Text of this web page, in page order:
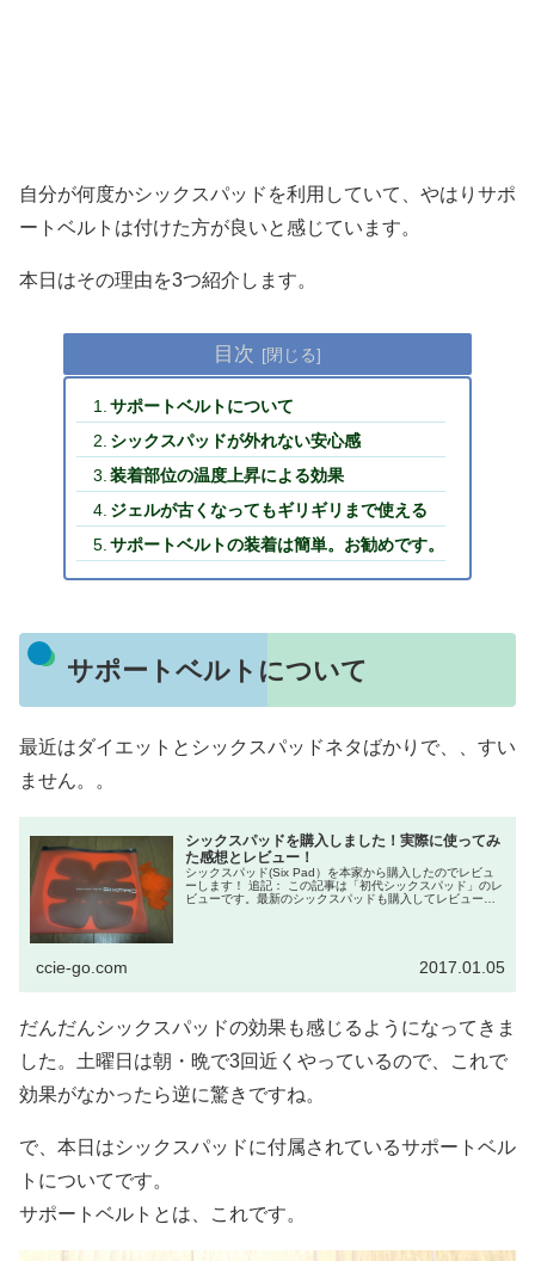
自分が何度かシックスパッドを利用していて、やはりサポ
ートベルトは付けた方が良いと感じています。
本日はその理由を3つ紹介します。
目次
サポートベルトについて
シックスパッドが外れない安心感
装着部位の温度上昇による効果
ジェルが古くなってもギリギリまで使える
サポートベルトの装着は簡単。お勧めです。
サポートベルトについて
最近はダイエットとシックスパッドネタばかりで、、すい
ません。。
シックスパッドを購入しました！実際に使ってみ
た感想とレビュー！
シックスパッド(Six Pad）を本家から購入したのでレビュ
ーします！ 追記： この記事は「初代シックスパッド」のレ
ビューです。最新のシックスパッドも購入してレビュー済
ccie-go.com 2017.01.05
だんだんシックスパッドの効果も感じるようになってきま
した。土曜日は朝・晩で3回近くやっているので、これで
効果がなかったら逆に驚きですね。
で、本日はシックスパッドに付属されているサポートベル
トについてです。
サポートベルトとは、これです。